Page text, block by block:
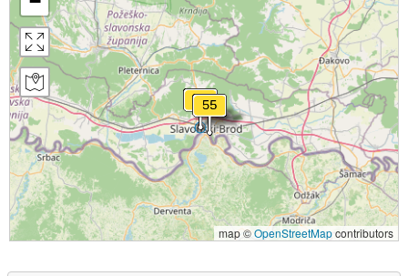
map ©OpenStreetMapcontributors